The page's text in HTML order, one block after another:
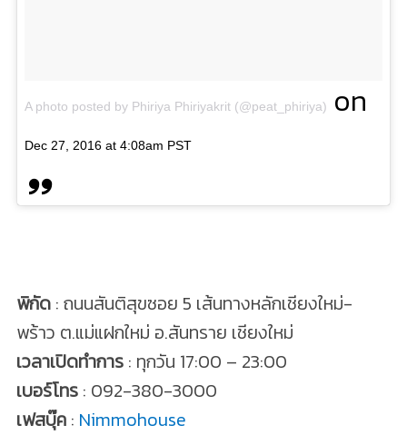
A photo posted by Phiriya Phiriyakrit (@peat_phiriya) on
Dec 27, 2016 at 4:08am PST
พิกัด: ถนนสันติสุขซอย 5 เส้นทางหลักเชียงใหม่-
พร้าว ต.แม่แฝกใหม่ อ.สันทราย เชียงใหม่
เวลาเปิดทำการ: ทุกวัน 17:00 – 23:00
เบอร์โทร: 092-380-3000
เฟสบุ๊ค: Nimmohouse